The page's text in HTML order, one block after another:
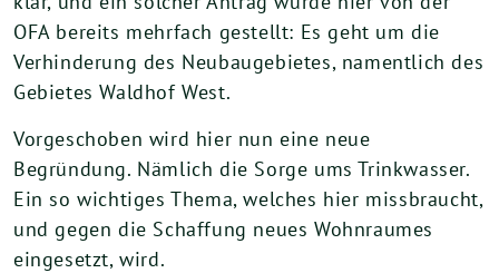
OFA bereits mehrfach gestellt: Es geht um die
Verhinderung des Neubaugebietes, namentlich des
Gebietes Waldhof West.
Vorgeschoben wird hier nun eine neue
Begründung. Nämlich die Sorge ums Trinkwasser.
Ein so wichtiges Thema, welches hier missbraucht,
und gegen die Schaffung neues Wohnraumes
eingesetzt, wird.